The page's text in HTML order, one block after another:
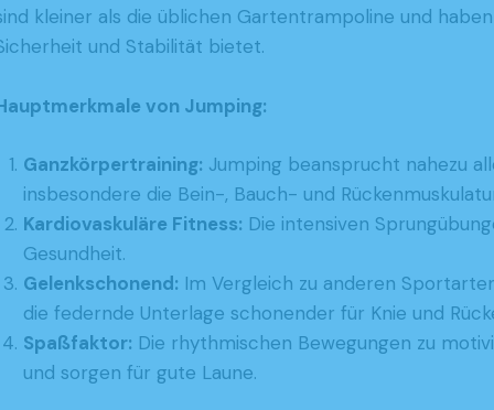
kleiner als die üblichen Gartentrampoline und
und Stabilität bietet.
von Jumping:
Ganzkörpertraining: Jumping beansprucht nahezu
insbesondere die Bein-, Bauch- und
Kardiovaskuläre Fitness: Die intensiven
Gesundheit.
Gelenkschonend: Im Vergleich zu anderen
die federnde Unterlage schonender für Knie und
Spaßfaktor: Die rhythmischen Bewegungen zu
und sorgen für gute Laune.